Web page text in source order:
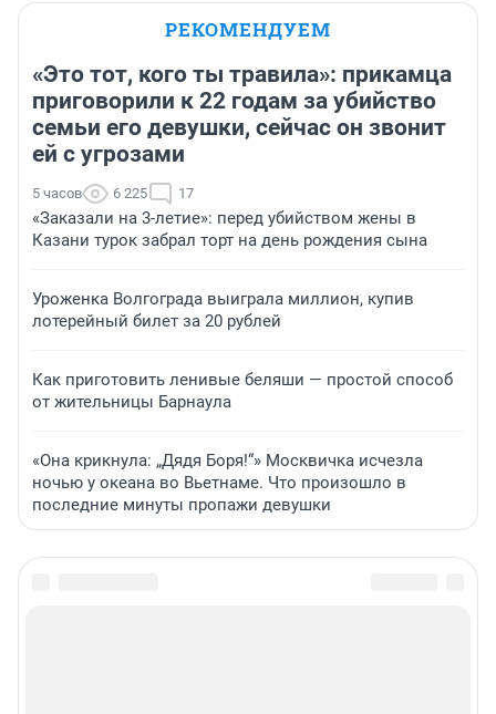
РЕКОМЕНДУЕМ
«Это тот, кого ты травила»: прикамца
приговорили к 22 годам за убийство
семьи его девушки, сейчас он звонит
ей с угрозами
5 часов 6 225 17
«Заказали на 3-летие»: перед убийством жены в
Казани турок забрал торт на день рождения сына
Уроженка Волгограда выиграла миллион, купив
лотерейный билет за 20 рублей
Как приготовить ленивые беляши — простой способ
от жительницы Барнаула
«Она крикнула: „Дядя Боря!“» Москвичка исчезла
ночью у океана во Вьетнаме. Что произошло в
последние минуты пропажи девушки